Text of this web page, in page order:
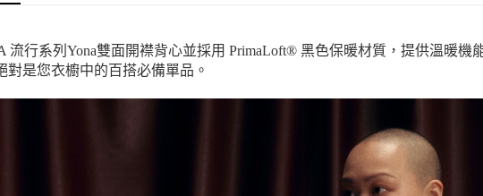
流行系列Yona雙面開襟背心並採用 PrimaLoft® 黑色保暖材質，提供溫暖機
對是您衣櫥中的百搭必備單品。